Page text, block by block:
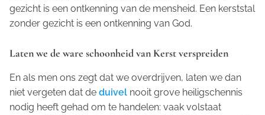
gezicht is een ontkenning van de mensheid. Een kerststal
zonder gezicht is een ontkenning van God.
Laten we de ware schoonheid van Kerst verspreiden
En als men ons zegt dat we overdrijven, laten we dan
niet vergeten dat de duivel nooit grove heiligschennis
nodig heeft gehad om te handelen: vaak volstaat